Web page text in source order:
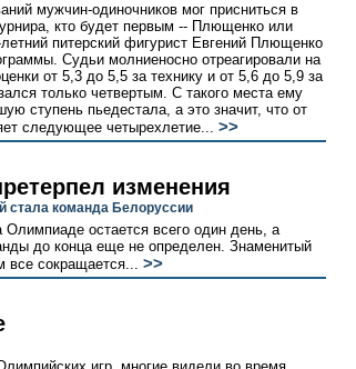
мужчин-одиночников мог присниться в
кто будет первым -- Плющенко или
питерский фигурист Евгений Плющенко
Судьи молниеносно отреагировали на
от 5,3 до 5,5 за технику и от 5,6 до 5,9 за
только четвертым. С такого места ему
ступень пьедестала, а это значит, что от
следующее четырехлетие... >>
изменения
стала команда Белоруссии
остается всего один день, а
до конца еще не определен. Знаменитый
все сокращается... >>